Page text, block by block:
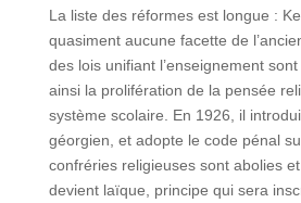
La liste des réformes est longue :
quasiment aucune facette de
des lois unifiant l’enseignement
ainsi la prolifération de la pensée
système scolaire. En 1926, il
géorgien, et adopte le code pénal
confréries religieuses sont abolies et
devient laïque, principe qui sera